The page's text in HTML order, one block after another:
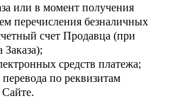
или в момент получения
перечисления безналичных
счет Продавца (при
Заказа);
средств платежа;
по реквизитам